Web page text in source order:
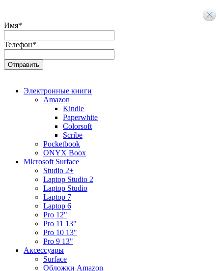
Имя*
Телефон*
Электронные книги
Amazon
Kindle
Paperwhite
Colorsoft
Scribe
Pocketbook
ONYX Boox
Microsoft Surface
Studio 2+
Laptop Studio 2
Laptop Studio
Laptop 7
Laptop 6
Pro 12"
Pro 11 13"
Pro 10 13"
Pro 9 13"
Аксессуары
Surface
Обложки Amazon